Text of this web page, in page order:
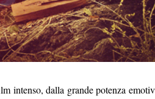
intenso, dalla grande potenza